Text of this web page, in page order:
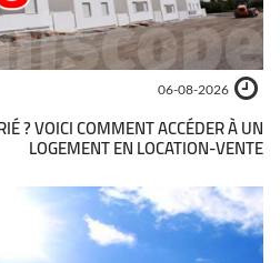
06-08-2026
? VOICI COMMENT ACCÉDER À UN
LOGEMENT EN LOCATION-VENTE